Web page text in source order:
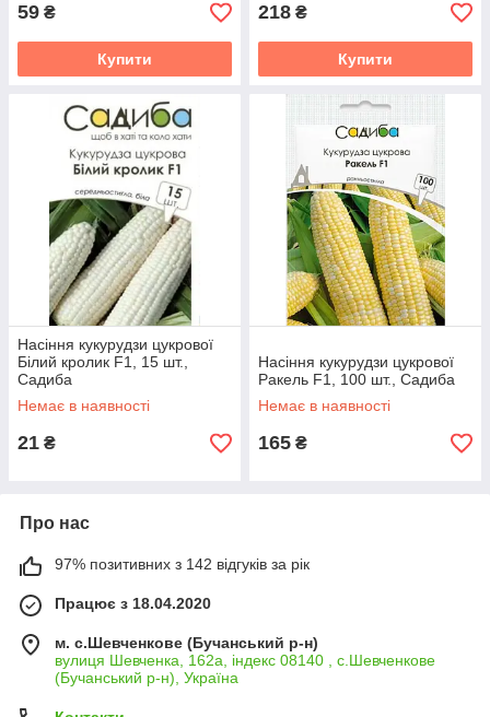
59 ₴
Купити
218 ₴
Купити
Насіння кукурудзи цукрової
Білий кролик F1, 15 шт.,
Садиба
Немає в наявності
21 ₴
Насіння кукурудзи цукрової
Ракель F1, 100 шт., Садиба
Немає в наявності
165 ₴
Про нас
97% позитивних з 142 відгуків за рік
Працює з 18.04.2020
м. с.Шевченкове (Бучанський р-н)
вулиця Шевченка, 162а, індекс 08140 , с.Шевченкове
(Бучанський р-н), Україна